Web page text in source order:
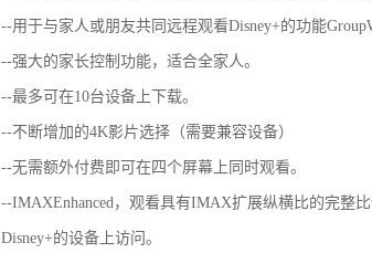
--用于与家人或朋友共同远程观看Disney+的功能
--强大的家长控制功能，适合全家人。
--最多可在10台设备上下载。
--不断增加的4K影片选择（需要兼容设备）
--无需额外付费即可在四个屏幕上同时观看。
--IMAXEnhanced，观看具有IMAX扩展纵横比的完整
Disney+的设备上访问。